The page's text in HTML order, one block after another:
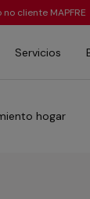
cliente MAPFRE
Servicios
hogar